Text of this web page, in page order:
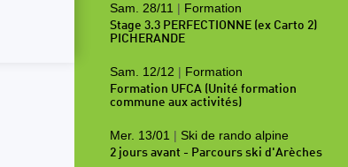
Sam. 28/11 | Formation
Stage 3.3 PERFECTIONNE (ex Carto 2)
PICHERANDE
Sam. 12/12 | Formation
Formation UFCA (Unité formation
commune aux activités)
Mer. 13/01 | Ski de rando alpine
2 jours avant - Parcours ski d'Arèches